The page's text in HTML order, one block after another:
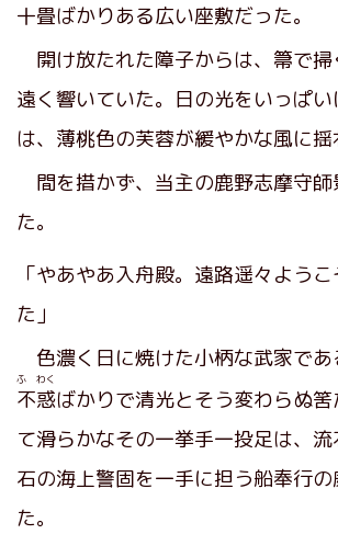
十畳ばかりある広い座敷だった。
開け放たれた障子からは、箒で掃
遠く響いていた。日の光をいっぱ
は、薄桃色の芙蓉が緩やかな風に揺
間を措かず、当主の鹿野志摩守師
た。
「やあやあ入舟殿。遠路遥々ようこ
た」
色濃く日に焼けた小柄な武家であ
不惑
ふ わく
ばかりで清光とそう変わらぬ
て滑らかなその一挙手一投足は、
石の海上警固を一手に担う船奉行
た。